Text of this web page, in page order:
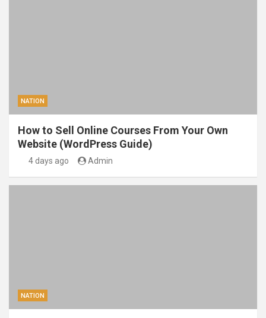
NATION
How to Sell Online Courses From Your Own
Website (WordPress Guide)
4 days ago Admin
NATION